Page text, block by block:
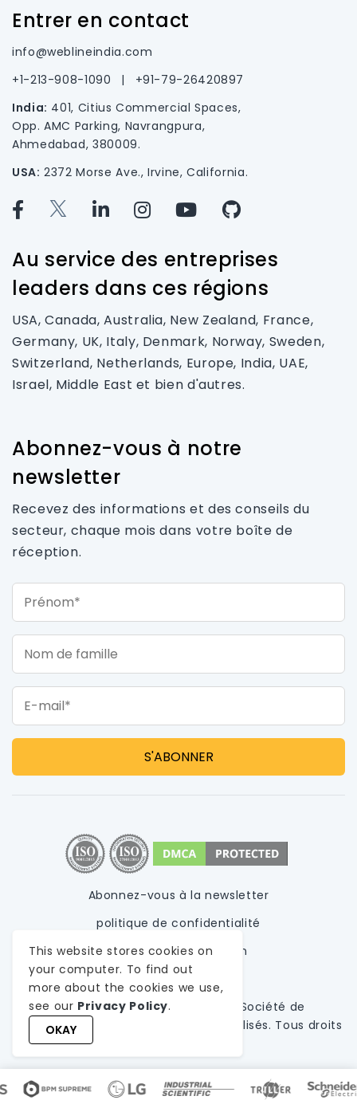
Entrer en contact
info@weblineindia.com
+1-213-908-1090
|
+91-79-26420897
India: 401, Citius Commercial Spaces,
Opp. AMC Parking, Navrangpura,
Ahmedabad, 380009.
USA: 2372 Morse Ave., Irvine, California.
Au service des entreprises
leaders dans ces régions
USA, Canada, Australia, New Zealand, France,
Germany, UK, Italy, Denmark, Norway, Sweden,
Switzerland, Netherlands, Europe, India, UAE,
Israel, Middle East et bien d'autres.
Abonnez-vous à notre
newsletter
Recevez des informations et des conseils du
secteur, chaque mois dans votre boîte de
réception.
Prénom*
Nom de famille
E-mail*
Abonnez-vous à la newsletter
politique de confidentialité
Conditions d'utilisation
Plan du site
© 1999-2026 WeblineIndia,
Société de
développement de logiciels personnalisés. Tous droits
This website stores cookies on
your computer. To find out
more about the cookies we use,
see our Privacy Policy.
OKAY